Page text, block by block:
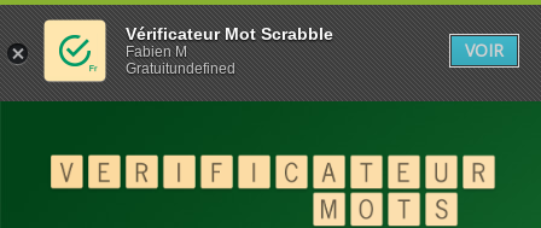
Vérificateur Mot Scrabble
Fabien M
Gratuitundefined
VOIR